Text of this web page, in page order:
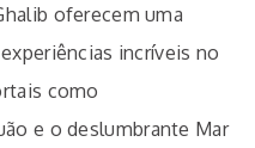
oferecem uma
incríveis no
como
e o deslumbrante Mar